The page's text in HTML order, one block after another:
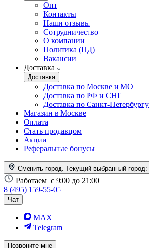
Опт
Контакты
Наши отзывы
Сотрудничество
О компании
Политика (ПД)
Вакансии
Доставка
Доставка
Доставка по Москве и МО
Доставка по РФ и СНГ
Доставка по Санкт-Петербургу
Магазин в Москве
Оплата
Стать продавцом
Акции
Реферальные бонусы
Сменить город. Текущий выбранный город:
Работаем с 9:00 до 21:00
8 (495) 159-55-05
Чат
MAX
Telegram
Позвоните мне